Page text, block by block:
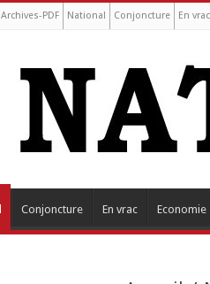
Archives-PDF National Conjoncture En vrac
Conjoncture En vrac Economie